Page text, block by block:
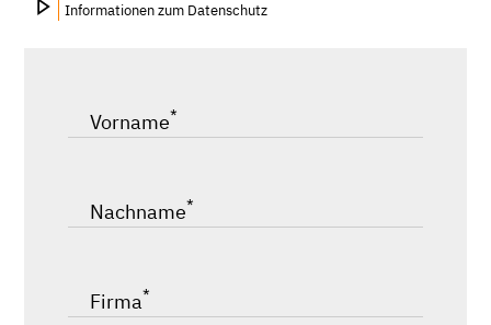
Informationen zum Datenschutz
Vorname*
Nachname*
Firma*